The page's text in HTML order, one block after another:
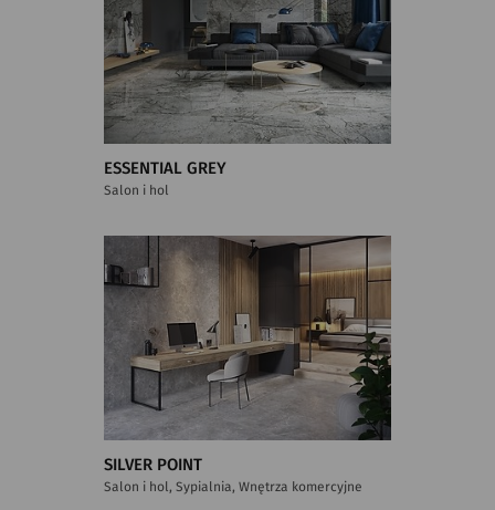
ESSENTIAL GREY
Salon i hol
SILVER POINT
Salon i hol, Sypialnia, Wnętrza komercyjne